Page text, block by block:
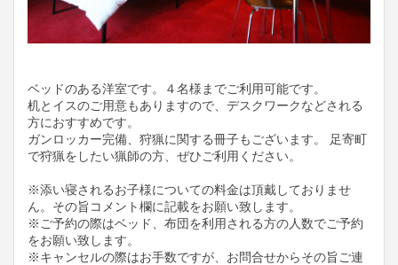
ベッドのある洋室です。４名様までご利用可能です。
机とイスのご用意もありますので、デスクワークなどされる
方におすすめです。
ガンロッカー完備、狩猟に関する冊子もございます。 足寄町
で狩猟をしたい猟師の方、ぜひご利用ください。
※添い寝されるお子様についての料金は頂戴しておりませ
ん。その旨コメント欄に記載をお願い致します。
※ご予約の際はベッド、布団を利用される方の人数でご予約
をお願い致します。
※キャンセルの際はお手数ですが、お問合せからその旨ご連